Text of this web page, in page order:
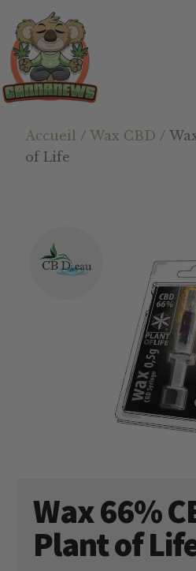
contenu
principal
barre
latérale
principale
footer
Cannanews.fr
Accueil /Wax CBD /
of Life
Wax 66%
Plant of